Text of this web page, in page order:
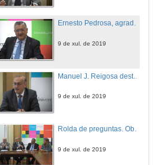
Ernesto Pedrosa, agradeceu a "laboriosa e heroica” dedicación de Espada e Martínez Cacharrón e destacou que os egresados e as egresadas constitúen un “elemento imprescindible” para a Universidade
9 de xul. de 2019
9 de xul. de 2019
Rolda de preguntas. Observatorio de Personas Tituladas da Universidade de Vigo
9 de xul. de 2019